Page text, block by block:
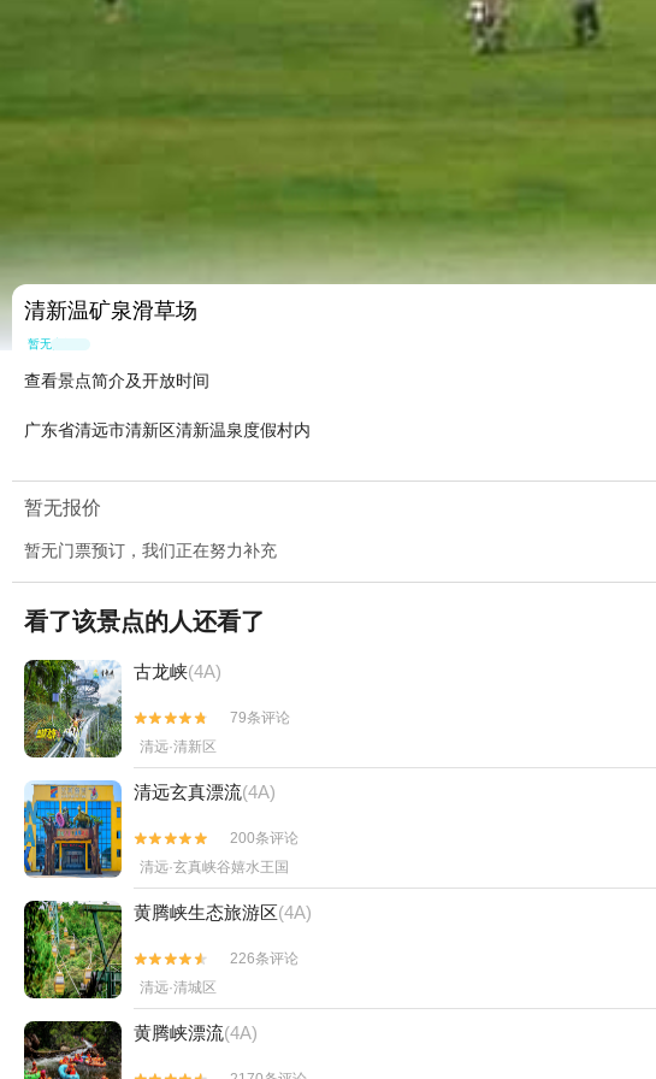
清新温矿泉滑草场
暂无点评
查看景点简介及开放时间
广东省清远市清新区清新温泉度假村内
暂无报价
暂无门票预订，我们正在努力补充
看了该景点的人还看了
古龙峡(4A)


79条评论
清远·清新区
清远玄真漂流(4A)


200条评论
清远·玄真峡谷嬉水王国
黄腾峡生态旅游区(4A)


226条评论
清远·清城区
黄腾峡漂流(4A)